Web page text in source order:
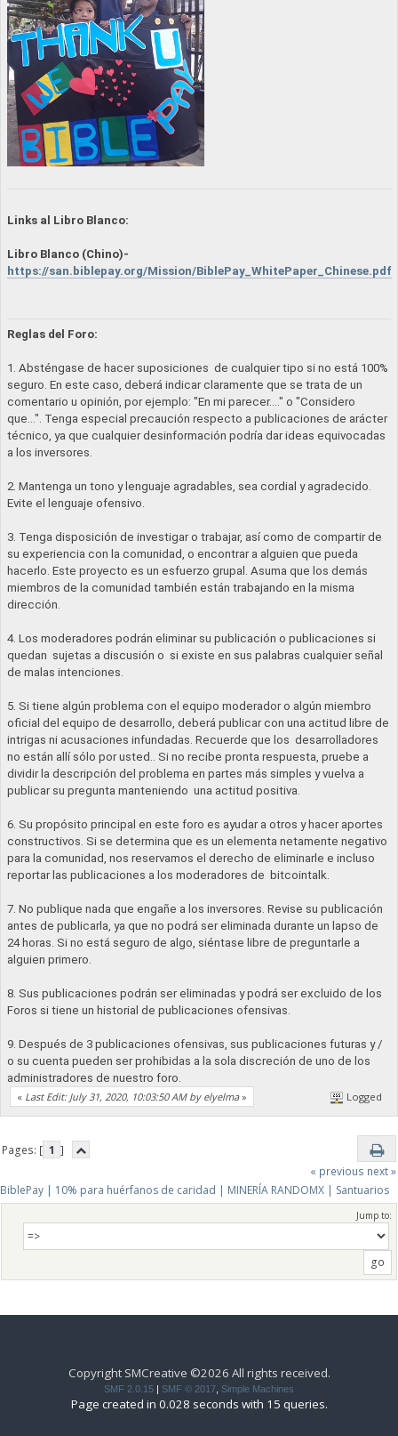
Links al Libro Blanco:
Libro Blanco (Chino)-
https://san.biblepay.org/Mission/BiblePay_WhitePaper_Chinese.pdf
Reglas del Foro:
1. Absténgase de hacer suposiciones de cualquier tipo si no está 100%
seguro. En este caso, deberá indicar claramente que se trata de un
comentario u opinión, por ejemplo: "En mi parecer…." o "Considero
que…". Tenga especial precaución respecto a publicaciones de arácter
técnico, ya que cualquier desinformación podría dar ideas equivocadas
a los inversores.
2. Mantenga un tono y lenguaje agradables, sea cordial y agradecido.
Evite el lenguaje ofensivo.
3. Tenga disposición de investigar o trabajar, así como de compartir de
su experiencia con la comunidad, o encontrar a alguien que pueda
hacerlo. Este proyecto es un esfuerzo grupal. Asuma que los demás
miembros de la comunidad también están trabajando en la misma
dirección.
4. Los moderadores podrán eliminar su publicación o publicaciones si
quedan sujetas a discusión o si existe en sus palabras cualquier señal
de malas intenciones.
5. Si tiene algún problema con el equipo moderador o algún miembro
oficial del equipo de desarrollo, deberá publicar con una actitud libre de
intrigas ni acusaciones infundadas. Recuerde que los desarrolladores
no están allí sólo por usted.. Si no recibe pronta respuesta, pruebe a
dividir la descripción del problema en partes más simples y vuelva a
publicar su pregunta manteniendo una actitud positiva.
6. Su propósito principal en este foro es ayudar a otros y hacer aportes
constructivos. Si se determina que es un elementa netamente negativo
para la comunidad, nos reservamos el derecho de eliminarle e incluso
reportar las publicaciones a los moderadores de bitcointalk.
7. No publique nada que engañe a los inversores. Revise su publicación
antes de publicarla, ya que no podrá ser eliminada durante un lapso de
24 horas. Si no está seguro de algo, siéntase libre de preguntarle a
alguien primero.
8. Sus publicaciones podrán ser eliminadas y podrá ser excluido de los
Foros si tiene un historial de publicaciones ofensivas.
9. Después de 3 publicaciones ofensivas, sus publicaciones futuras y /
o su cuenta pueden ser prohibidas a la sola discreción de uno de los
administradores de nuestro foro.
« Last Edit: July 31, 2020, 10:03:50 AM by elyelma» Logged
Pages: [ 1 ]
« previous next »
BiblePay | 10% para huérfanos de caridad | MINERÍA RANDOMX | Santuarios
Jump to:
Copyright SMCreative ©2026 All rights received.
SMF 2.0.15 | SMF © 2017 Simple Machines
Page created in 0.028 seconds with 15 queries.